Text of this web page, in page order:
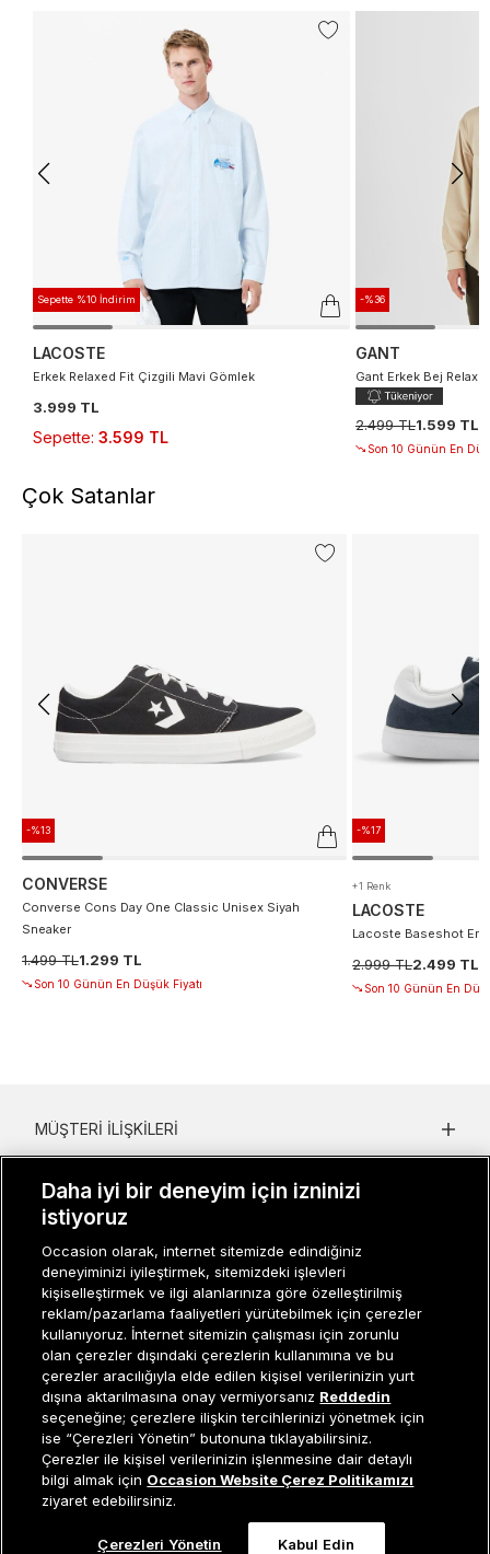
Tükendi
Sepette %10 İndirim
LACOSTE
Erkek Relaxed Fit Çizgili Mavi Gömlek
3.999 TL
Sepette: 3.599 TL
-%36
GANT
Gant Erkek Bej
2.499 TL1.599 TL
Son 10 Günün En
Çok Satanlar
-%13
CONVERSE
Converse Cons Day One Classic Unisex Siyah
Sneaker
1.499 TL1.299 TL
Son 10 Günün En Düşük Fiyatı
-%17
+1 Renk
LACOSTE
Lacoste Baseshot
2.999 TL2.499 TL
Son 10 Günün En
Müşteri İlişkileri0 850 800 01 20
MÜŞTERI İLIŞKILERI
KADIN KATEGORILER
GRUP MARKALAR
ERKEK KATEGORILER
Occasion bir EREN PERAKENDE markasıdır. © Eren Holding
Daha iyi bir deneyim için izninizi
istiyoruz
Occasion olarak, internet sitemizde edindiğiniz
deneyiminizi iyileştirmek, sitemizdeki işlevleri
kişiselleştirmek ve ilgi alanlarınıza göre özelleştirilmiş
reklam/pazarlama faaliyetleri yürütebilmek için çerezler
kullanıyoruz. İnternet sitemizin çalışması için zorunlu
olan çerezler dışındaki çerezlerin kullanımına ve bu
çerezler aracılığıyla elde edilen kişisel verilerinizin yurt
dışına aktarılmasına onay vermiyorsanız Reddedin
seçeneğine; çerezlere ilişkin tercihlerinizi yönetmek için
ise “Çerezleri Yönetin” butonuna tıklayabilirsiniz.
Çerezler ile kişisel verilerinizin işlenmesine dair detaylı
bilgi almak için Occasion Website Çerez Politikamızı
ziyaret edebilirsiniz.
Çerezleri Yönetin Kabul Edin